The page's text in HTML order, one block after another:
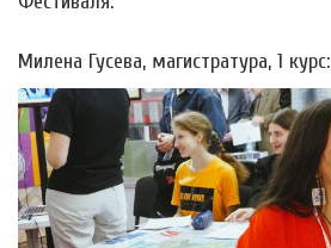
Милена Гусева, магистратура, 1 курс: